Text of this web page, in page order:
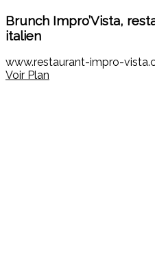
Brunch Impro’Vista,
italien
www.restaurant-impro-
Voir Plan